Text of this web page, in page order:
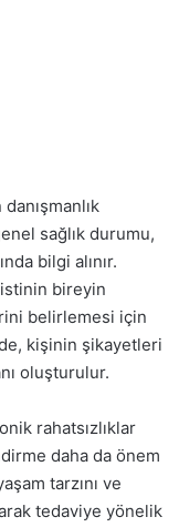
sağlık durumu,
bilgi alınır.
bireyin
belirlemesi için
kişinin şikayetleri
oluşturulur.
rahatsızlıklar
daha da önem
tarzını ve
tedaviye yönelik